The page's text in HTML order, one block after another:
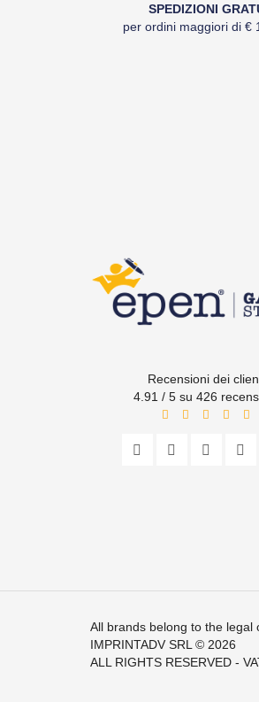
SPEDIZIONI
per ordini maggiori di €
Recensioni dei
4.91 / 5 su 426
All brands belong to the legal
IMPRINTADV SRL © 2026
ALL RIGHTS RESERVED -